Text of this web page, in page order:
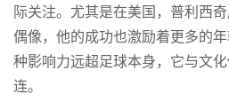
际关注。尤其是在美国，普利西
偶像，他的成功也激励着更多的
种影响力远超足球本身，它与文
连。